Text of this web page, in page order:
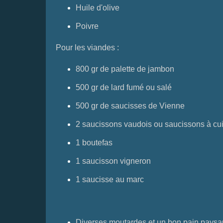
Huile d'olive
Poivre
Pour les viandes :
800 gr de palette de jambon
500 gr de lard fumé ou salé
500 gr de saucisses de Vienne
2 saucissons vaudois ou saucissons à
1 boutefas
1 saucisson vigneron
1 saucisse au marc